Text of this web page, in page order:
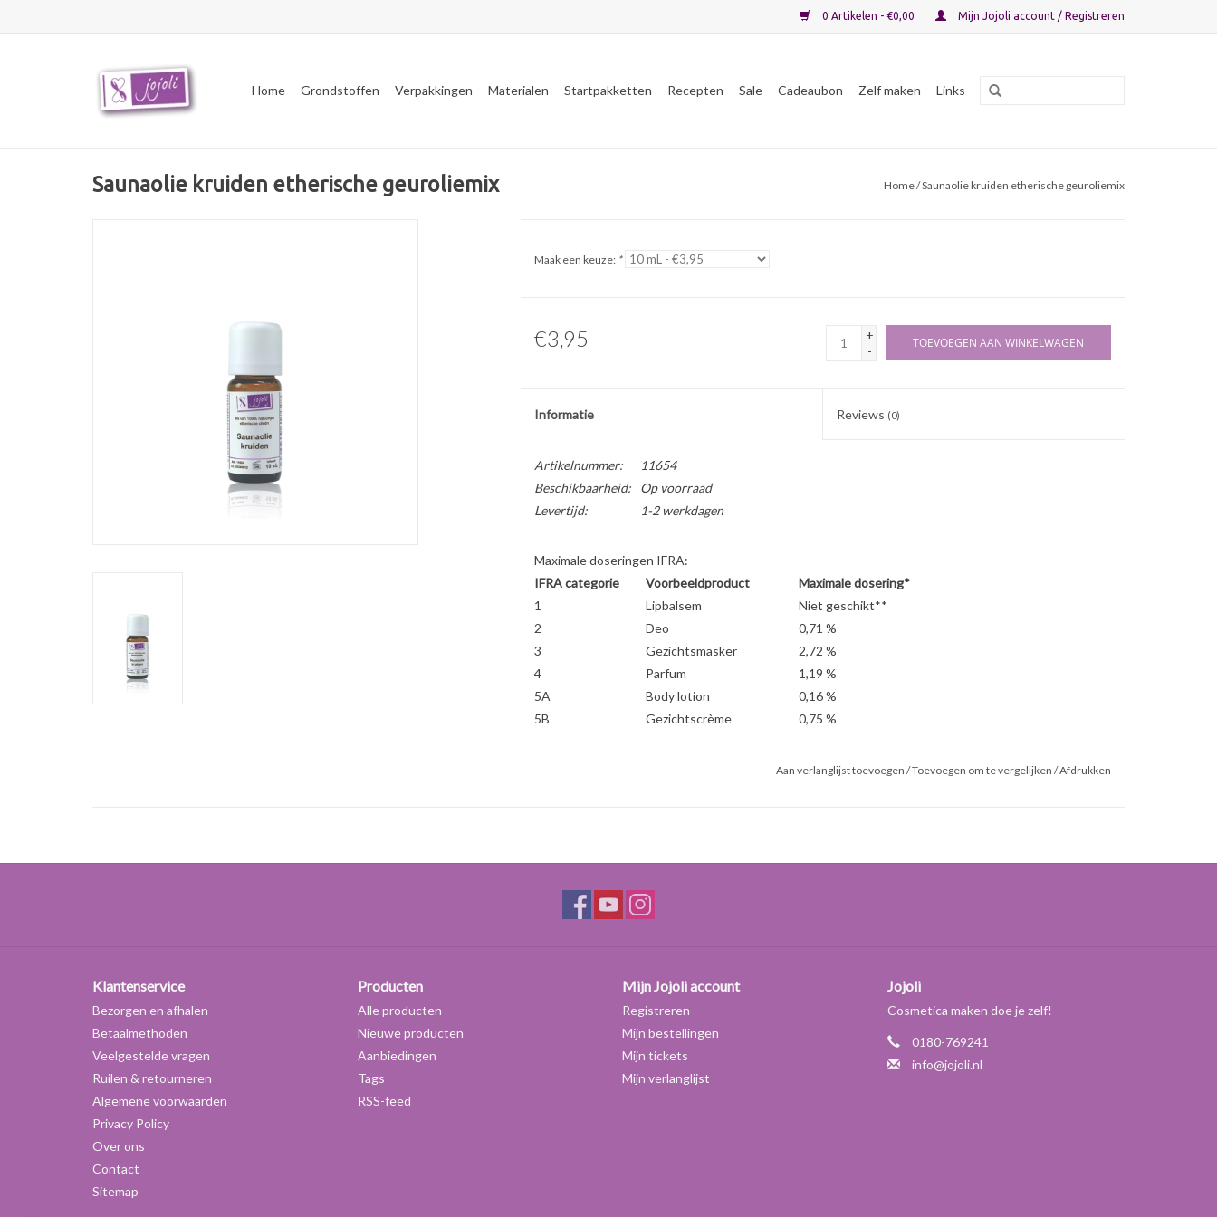
0 Artikelen - €0,00 Mijn Jojoli account / Registreren
Home Grondstoffen Verpakkingen Materialen Startpakketten Recepten Sale Cadeaubon Zelf maken Links
Saunaolie kruiden etherische geuroliemix Home/ Saunaolie kruiden etherische geuroliemix
Maak een keuze: *
€3,95
+
-
TOEVOEGEN AAN WINKELWAGEN
Informatie Reviews (0)
Artikelnummer:
11654
Beschikbaarheid:
Op voorraad
Levertijd:
1-2 werkdagen
Maximale doseringen IFRA:
IFRA categorie
Voorbeeldproduct
Maximale dosering*
1
Lipbalsem
Niet geschikt**
2
Deo
0,71 %
3
Gezichtsmasker
2,72 %
4
Parfum
1,19 %
5A
Body lotion
0,16 %
5B
Gezichtscrème
0,75 %
Niet geschikt**
Roomspray
Diffuser
**We raden gebruik voor deze categorie af omdat maximale dosering vrijwel nihil is of onbekend.
LET OP!: Cosmeticagrondstoffen zijn uitsluitend voor uitwendig gebruik. Vermijd contact met de ogen.
Geurolie kan longschade veroorzaken bij inwendig gebruik (ook al ruikt het lekker). Geuroliën niet
onverdund op de huid aanbrengen. Pure geurolie is sterk geconcentreerd. Vermijd overdosering.
Sommige geuroliën kunnen een overgevoeligheidsreactie veroorzaken. Merkt u dat u overgevoelig bent
Aan verlanglijst toevoegen /Toevoegen om te vergelijken /Afdrukken
Klantenservice
Bezorgen en afhalen
Betaalmethoden
Veelgestelde vragen
Ruilen & retourneren
Algemene voorwaarden
Privacy Policy
Over ons
Contact
Sitemap
Producten
Alle producten
Nieuwe producten
Aanbiedingen
Tags
RSS-feed
Mijn Jojoli account
Registreren
Mijn bestellingen
Mijn tickets
Mijn verlanglijst
Jojoli
Cosmetica maken doe je zelf!
0180-769241
info@jojoli.nl